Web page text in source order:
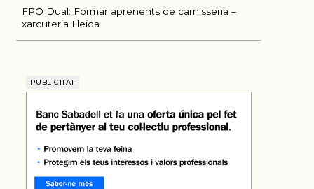
FPO Dual: Formar aprenents de carnisseria –
xarcuteria Lleida
PUBLICITAT